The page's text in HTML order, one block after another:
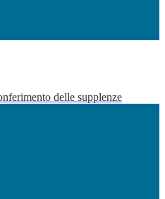
delle supplenze